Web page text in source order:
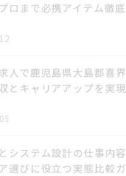
ロまで必携アイテム徹底
人で鹿児島県大島郡喜界
とキャリアアップを実現
システム設計の仕事内容
選びに役立つ実態比較ガ